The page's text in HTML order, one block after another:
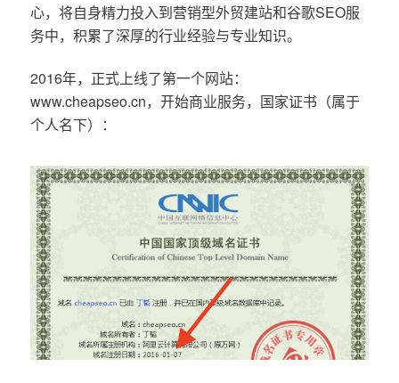
心，将自身精力投入到营销型外贸建站和谷歌SEO服
务中，积累了深厚的行业经验与专业知识。
2016年，正式上线了第一个网站：
www.cheapseo.cn，开始商业服务，国家证书（属于
个人名下）：